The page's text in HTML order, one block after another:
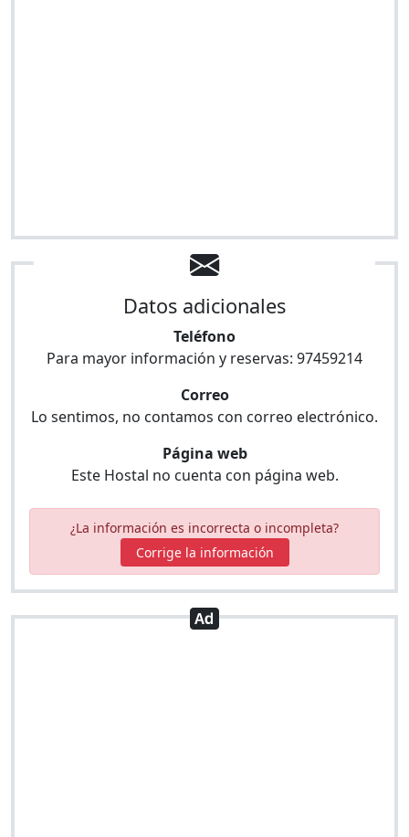
Datos adicionales
Teléfono
Para mayor información y reservas: 97459214
Correo
Lo sentimos, no contamos con correo electrónico.
Página web
Este Hostal no cuenta con página web.
¿La información es incorrecta o incompleta?
Corrige la información